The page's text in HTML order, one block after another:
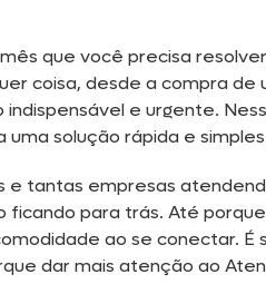
que você precisa
coisa, desde a compra
e urgente.
solução rápida e
e tantas empresas
para trás. Até
ao se conectar. É
dar mais atenção ao